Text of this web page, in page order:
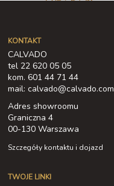
KONTAKT
CALVADO
tel 22 620 05 05
kom. 601 44 71 44
mail: calvado@calvado.com
Adres showroomu
Graniczna 4
00-130 Warszawa
Szczegóły kontaktu i dojazd
TWOJE LINKI